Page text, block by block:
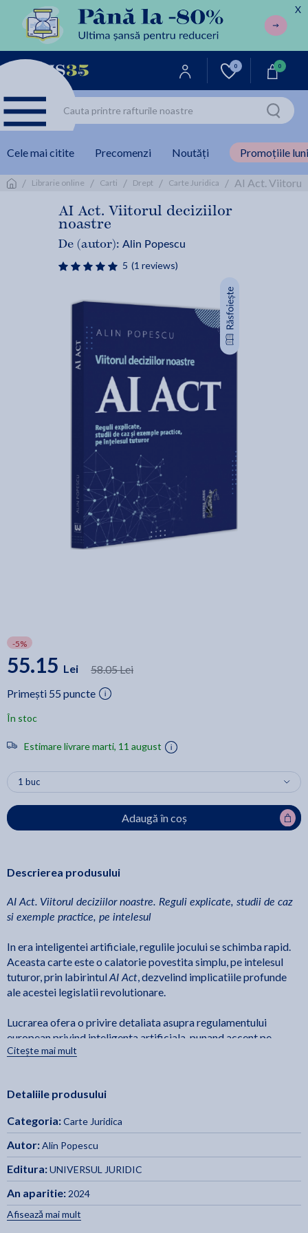
X
0 0
Cele mai citite Precomenzi Noutăți Promoțiile
/ Librarie online / Carti / Drept / Carte Juridica / AI Act. Viitorul
AI Act. Viitorul deciziilor
noastre
De (autor): Alin Popescu
5 (1 reviews)
-5%
55.15 Lei
58.05 Lei
Primești 55 puncte
În stoc
Estimare livrare marti, 11 august
Adaugă în coș
Descrierea produsului
AI Act. Viitorul deciziilor noastre. Reguli explicate, studii de caz
si exemple practice, pe intelesul
In era inteligentei artificiale, regulile jocului se schimba rapid.
Aceasta carte este o calatorie povestita simplu, pe intelesul
tuturor, prin labirintulAI Act, dezvelind implicatiile profunde
ale acestei legislatii revolutionare.
Lucrarea ofera o privire detaliata asupra regulamentului
european privind inteligenta artificiala, punand accent pe
echilibrul dintre inovatie si reglementare. Este structurata in
si inegalitatilor economice, dar si potentialele pericole ale unei
intelesul tuturor principiile
studii de caz, pentru a ilustra complexitatea deciziilor ce
privesc viitorul interactiunii dintre om si tehnologie.
Cu o abordare accesibila si plina de exemple concrete, cartea
abordeaza si lamureste conceptele cheie si provocarile etice
ale AI, de la sisteme de risc ridicat la practici interzise.
Citește mai mult
Detaliile produsului
Categoria:Carte Juridica
Autor:Alin Popescu
Editura:UNIVERSUL JURIDIC
An aparitie: 2024
Afisează mai mult